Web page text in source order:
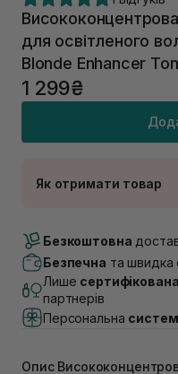
для освітленого
Blonde Enhancer
1 299₴
Як отримати товар
В наявності
Самовивіз м.
Немає в наявності!
Самовивіз м. Львів,
(Duck’s Lake)
Немає в наявності!
Немає в наявності!
Безкоштовна
Безпечна та швидка
Лише
партнерів
Персональна
Опис